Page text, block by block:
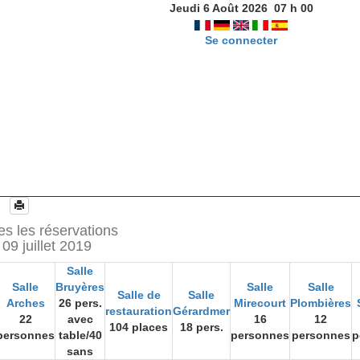
Jeudi 6 Août 2026 07h 00
Se connecter
Salle
Arches
22
Salle
Bruyères
26 pers.
avec
table/40
sans
Salle de
restauration
104 places
Salle
Gérardmer
18 pers.
Salle
Mirecourt
16
personnes
Salle
Plombières
12
personnes
les réservations
juillet 2019